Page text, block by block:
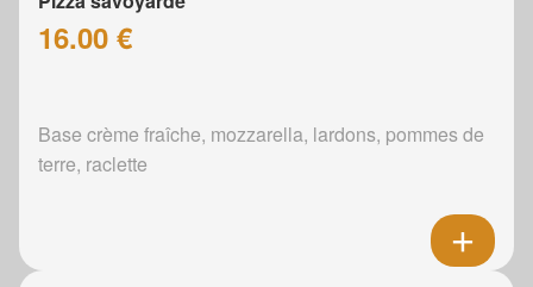
16.00 €
Base crème fraîche, mozzarella, lardons, pommes de
terre, raclette